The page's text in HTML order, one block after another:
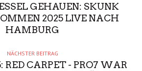
GEHAUEN: SKUNK
2025 LIVE NACH
HAMBURG
NÄCHSTER BEITRAG
RED CARPET - PRO7 WAR